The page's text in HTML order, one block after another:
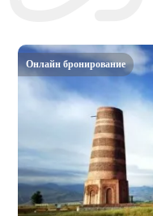
Онлайн бронирование